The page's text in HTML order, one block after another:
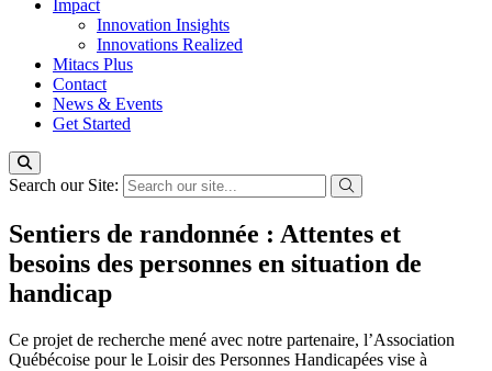
Impact
Innovation Insights
Innovations Realized
Mitacs Plus
Contact
News & Events
Get Started
Search our Site:
Sentiers de randonnée : Attentes et
besoins des personnes en situation de
handicap
Ce projet de recherche mené avec notre partenaire, l’Association
Québécoise pour le Loisir des Personnes Handicapées vise à